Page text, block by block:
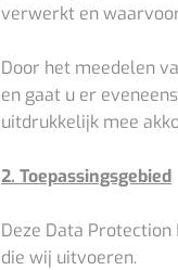
verwerkt en
Door het meedelen
en gaat u er eveneens
uitdrukkelijk mee
2. Toepassingsgebied
Deze Data
die wij uitvoeren.